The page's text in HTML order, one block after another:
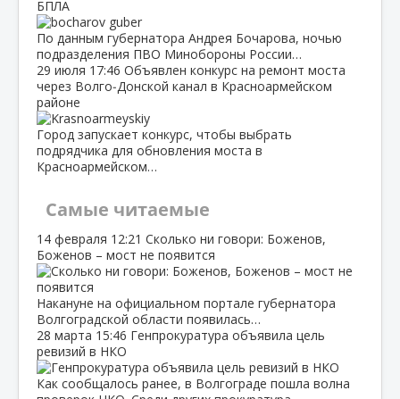
БПЛА
По данным губернатора Андрея Бочарова, ночью
подразделения ПВО Минобороны России…
29 июля 17:46 Объявлен конкурс на ремонт моста
через Волго‑Донской канал в Красноармейском
районе
Город запускает конкурс, чтобы выбрать
подрядчика для обновления моста в
Красноармейском…
Самые читаемые
14 февраля 12:21 Сколько ни говори: Боженов,
Боженов – мост не появится
Накануне на официальном портале губернатора
Волгоградской области появилась…
28 марта 15:46 Генпрокуратура объявила цель
ревизий в НКО
Как сообщалось ранее, в Волгограде пошла волна